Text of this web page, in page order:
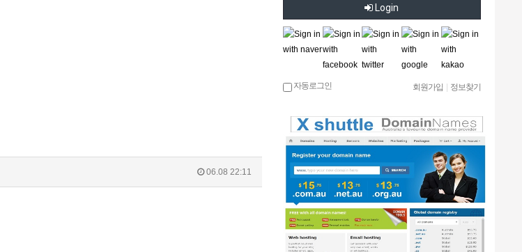
06.08 22:11
Login
자동로그인 회원가입 정보찾기